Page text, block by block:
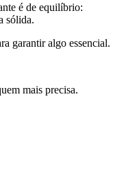
é de equilíbrio:
sólida.
garantir algo essencial.
mais precisa.